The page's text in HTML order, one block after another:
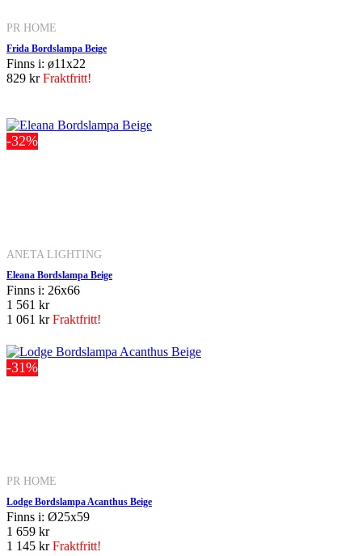
PR HOME
Frida Bordslampa Beige
Finns i: ø11x22
829 krFraktfritt!
-32%
ANETA LIGHTING
Eleana Bordslampa Beige
Finns i: 26x66
1 561 kr
1 061 krFraktfritt!
-31%
PR HOME
Lodge Bordslampa Acanthus Beige
Finns i: Ø25x59
1 659 kr
1 145 krFraktfritt!